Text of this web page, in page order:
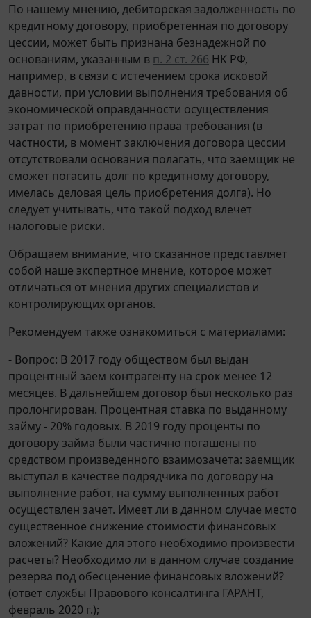
По нашему мнению, дебиторская задолженность по
кредитному договору, приобретенная по договору
цессии, может быть признана безнадежной по
основаниям, указанным в п. 2 ст. 266 НК РФ,
например, в связи с истечением срока исковой
давности, при условии выполнения требования об
экономической оправданности осуществления
затрат по приобретению права требования (в
частности, в момент заключения договора цессии
отсутствовали основания полагать, что заемщик не
сможет погасить долг по кредитному договору,
имелась деловая цель приобретения долга). Но
следует учитывать, что такой подход влечет
налоговые риски.
Обращаем внимание, что сказанное представляет
собой наше экспертное мнение, которое может
отличаться от мнения других специалистов и
контролирующих органов.
Рекомендуем также ознакомиться с материалами:
- Вопрос: В 2017 году обществом был выдан
процентный заем контрагенту на срок менее 12
месяцев. В дальнейшем договор был несколько раз
пролонгирован. Процентная ставка по выданному
займу - 20% годовых. В 2019 году проценты по
договору займа были частично погашены по
средством произведенного взаимозачета: заемщик
выступал в качестве подрядчика по договору на
выполнение работ, на сумму выполненных работ
осуществлен зачет. Имеет ли в данном случае место
существенное снижение стоимости финансовых
вложений? Какие для этого необходимо произвести
расчеты? Необходимо ли в данном случае создание
резерва под обесценение финансовых вложений?
(ответ службы Правового консалтинга ГАРАНТ,
февраль 2020 г.);